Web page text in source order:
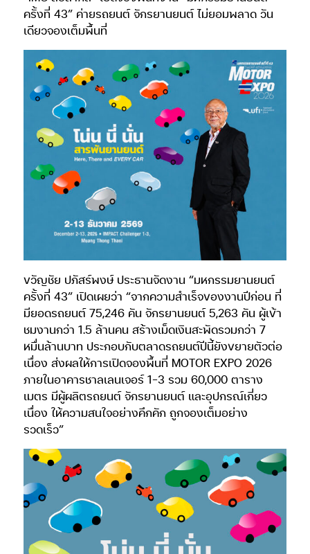
ครั้งที่ 43” ค่ายรถยนต์ จักรยานยนต์ ไม่ยอมพลาด วัน
เดียวจองเต็มพื้นที่
ขวัญชัย ปภัสร์พงษ์ ประธานจัดงาน “มหกรรมยานยนต์
ครั้งที่ 43” เปิดเผยว่า “จากความสำเร็จของงานปีก่อน ที่
มียอดรถยนต์ 75,246 คัน จักรยานยนต์ 5,263 คัน ผู้เข้า
ชมงานกว่า 1.5 ล้านคน สร้างเม็ดเงินสะพัดรวมกว่า 7
หมื่นล้านบาท ประกอบกับตลาดรถยนต์ปีนี้ยังขยายตัวต่อ
เนื่อง ส่งผลให้การเปิดจองพื้นที่ MOTOR EXPO 2026
ภายในอาคารชาลเลนเจอร์ 1-3 รวม 60,000 ตาราง
เมตร มีผู้ผลิตรถยนต์ จักรยานยนต์ และอุปกรณ์เกี่ยว
เนื่อง ให้ความสนใจอย่างคึกคัก ถูกจองเต็มอย่าง
รวดเร็ว”